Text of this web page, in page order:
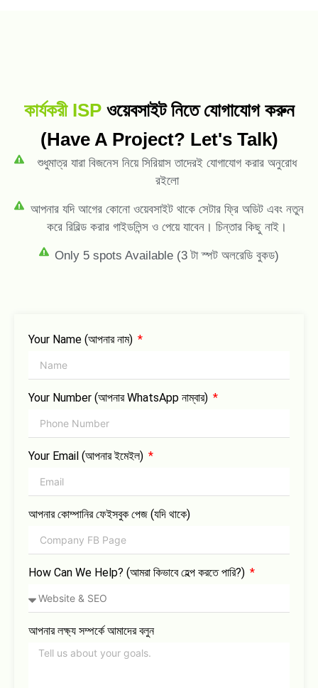
কার্যকরী ISPওয়েবসাইট নিতে যোগাযোগ করুন
(Have A Project? Let's Talk)
শুধুমাত্র যারা বিজনেস নিয়ে সিরিয়াস তাদেরই যোগাযোগ করার অনুরোধ
রইলো
আপনার যদি আগের কোনো ওয়েবসাইট থাকে সেটার ফ্রি অডিট এবং নতুন
করে রিবিল্ড করার গাইডলিন্স ও পেয়ে যাবেন। চিন্তার কিছু নাই।
Only 5 spots Available (3 টা স্পট অলরেডি বুকড)
Your Name (আপনার নাম)
Your Number (আপনার WhatsApp নাম্বার)
Your Email (আপনার ইমেইল)
আপনার কোম্পানির ফেইসবুক পেজ (যদি থাকে)
How Can We Help? (আমরা কিভাবে হেল্প করতে পারি?)
আপনার লক্ষ্য সম্পর্কে আমাদের বলুন